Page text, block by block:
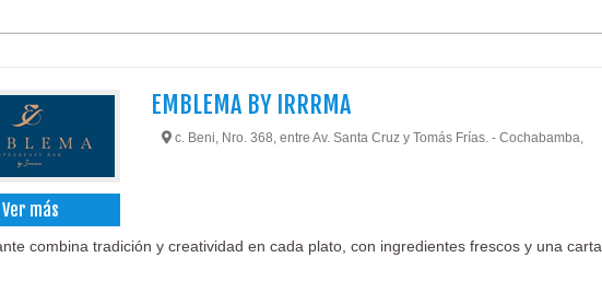
Ver más
EMBLEMA BY IRRRMA
c. Beni, Nro. 368, entre Av. Santa Cruz y Tomás Frías. - Cochabamba,
combina tradición y creatividad en cada plato, con ingredientes frescos y una carta